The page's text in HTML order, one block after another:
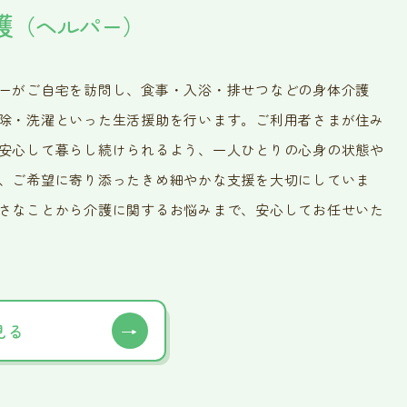
（ヘルパー）
がご自宅を訪問し、食事・入浴・排せつなどの身体介護
・洗濯といった生活援助を行います。ご利用者さまが住み
心して暮らし続けられるよう、一人ひとりの心身の状態や
ご希望に寄り添ったきめ細やかな支援を大切にしていま
なことから介護に関するお悩みまで、安心してお任せいた
→